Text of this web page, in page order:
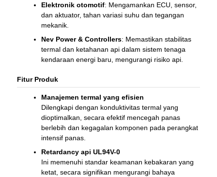
Elektronik otomotif: Mengamankan ECU, sensor,
dan aktuator, tahan variasi suhu dan tegangan
mekanik.
Nev Power & Controllers: Memastikan stabilitas
termal dan ketahanan api dalam sistem tenaga
kendaraan energi baru, mengurangi risiko api.
Fitur Produk
Manajemen termal yang efisien
Dilengkapi dengan konduktivitas termal yang
dioptimalkan, secara efektif mencegah panas
berlebih dan kegagalan komponen pada perangkat
intensif panas.
Retardancy api UL94V-0
Ini memenuhi standar keamanan kebakaran yang
ketat, secara signifikan mengurangi bahaya